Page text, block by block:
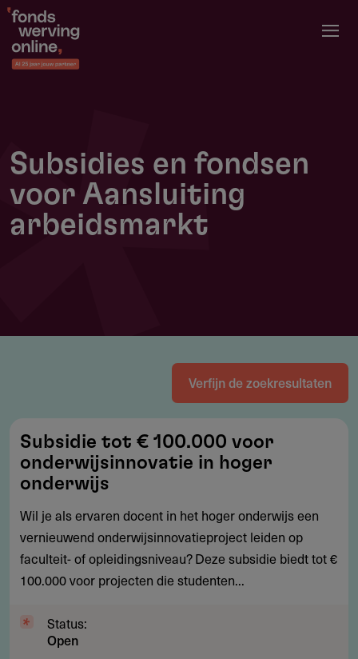
Overslaan
naar
de
Subsidies en fondsen
voor Aansluiting
arbeidsmarkt
Verfijn de zoekresultaten
tot
€
100.000
voor
onderwijsinnovatie
in
hoger
Subsidie tot € 100.000 voor
onderwijsinnovatie in hoger
onderwijs
Wil je als ervaren docent in het hoger onderwijs een
vernieuwend onderwijsinnovatieproject leiden op
faculteit- of opleidingsniveau? Deze subsidie biedt tot €
100.000 voor projecten die studenten...
Status:
Open